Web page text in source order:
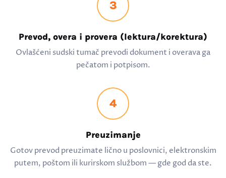
3
Prevod, overa i provera (lektura/korektura)
Ovlašćeni sudski tumač prevodi dokument i overava ga
pečatom i potpisom.
4
Preuzimanje
Gotov prevod preuzimate lično u poslovnici, elektronskim
putem, poštom ili kurirskom službom — gde god da ste.